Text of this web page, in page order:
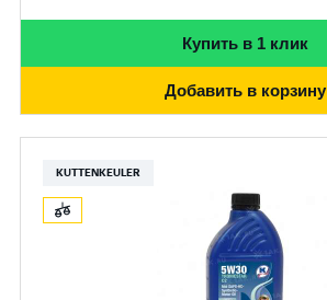
Купить в 1 клик
Добавить в корзину
KUTTENKEULER